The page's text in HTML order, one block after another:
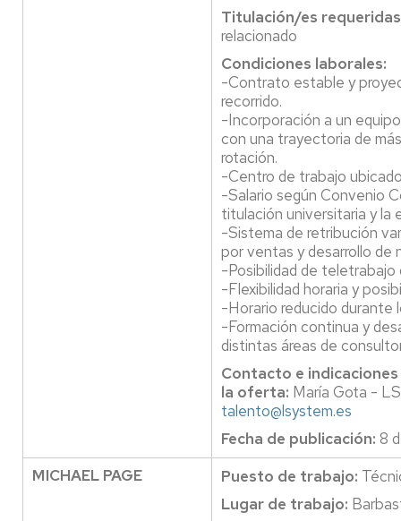
Titulación/es
relacionado
Condiciones laborales:
-Contrato estable y
recorrido.
-Incorporación a un
con una trayectoria de
rotación.
-Centro de trabajo
-Salario según Convenio
titulación universitaria y la
-Sistema de retribución
por ventas y desarrollo de
-Posibilidad de teletrabajo
-Flexibilidad horaria y
-Horario reducido durante
-Formación continua y
distintas áreas de
Contacto e
la oferta: María Gota -
talento@lsystem.es
Fecha de publicación: 8
MICHAEL PAGE
Puesto de trabajo:
Lugar de trabajo: